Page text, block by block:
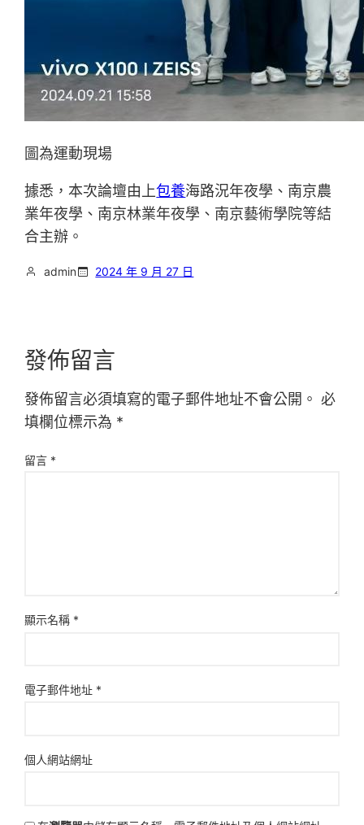
圖為運動現場
據悉，本次論壇由上包養海路況年夜學、南京農
業年夜學、南京林業年夜學、南京藝術學院等結
合主辦。
admin 2024 年 9 月 27 日
發佈留言
發佈留言必須填寫的電子郵件地址不會公開。 必
填欄位標示為 *
留言 *
顯示名稱 *
電子郵件地址 *
個人網站網址